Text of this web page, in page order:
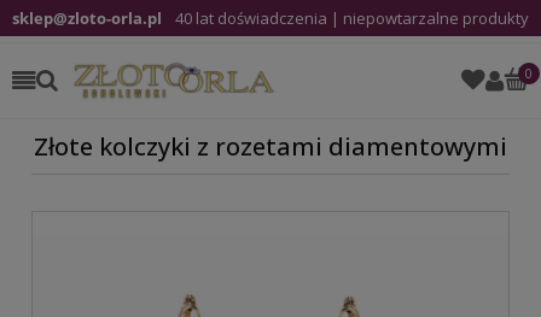
sklep@zloto-orla.pl 40 lat doświadczenia | niepowtarzalne produkty
Złote kolczyki z rozetami diamentowymi